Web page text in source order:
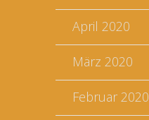
April 2020
März 2020
Februar 2020